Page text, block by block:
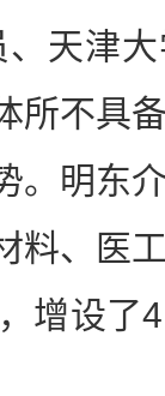
、天津
所不具
。明东
料、医
增设了